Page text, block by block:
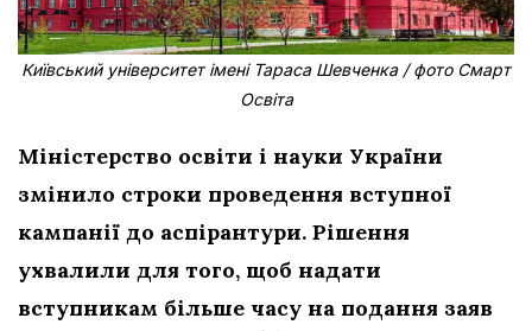
Київський університет імені Тараса Шевченка / фото Смарт
Освіта
Міністерство освіти і науки України
змінило строки проведення вступної
кампанії до аспірантури. Рішення
ухвалили для того, щоб надати
вступникам більше часу на подання заяв